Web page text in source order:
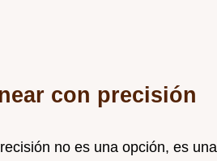
con precisión
no es una opción, es